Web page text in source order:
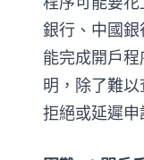
銀行、中國
能完成開戶
明，除了難
拒絕或延遲申